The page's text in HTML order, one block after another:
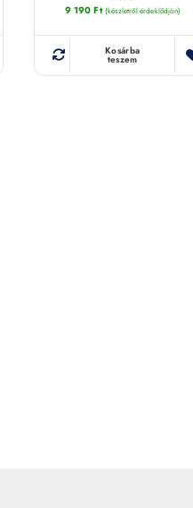
9 190Ft (készletről érdeklődjön)
Kosárba
teszem